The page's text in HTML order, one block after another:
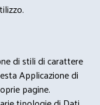
di stili di carattere
Applicazione di
pagine.